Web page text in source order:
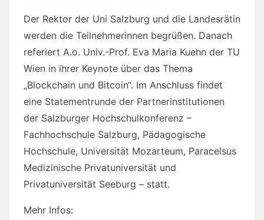
Der Rektor der Uni Salzburg und die Landesrätin
werden die Teilnehmerinnen begrüßen. Danach
referiert A.o. Univ.-Prof. Eva Maria Kuehn der TU
Wien in ihrer Keynote über das Thema
„Blockchain und Bitcoin“. Im Anschluss findet
eine Statementrunde der Partnerinstitutionen
der Salzburger Hochschulkonferenz –
Fachhochschule Salzburg, Pädagogische
Hochschule, Universität Mozarteum, Paracelsus
Medizinische Privatuniversität und
Privatuniversität Seeburg – statt.
Mehr Infos: